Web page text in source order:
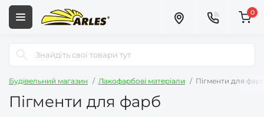
0
Будівельний магазин Лакофарбові матеріали Пігменти для
Пігменти для фарб